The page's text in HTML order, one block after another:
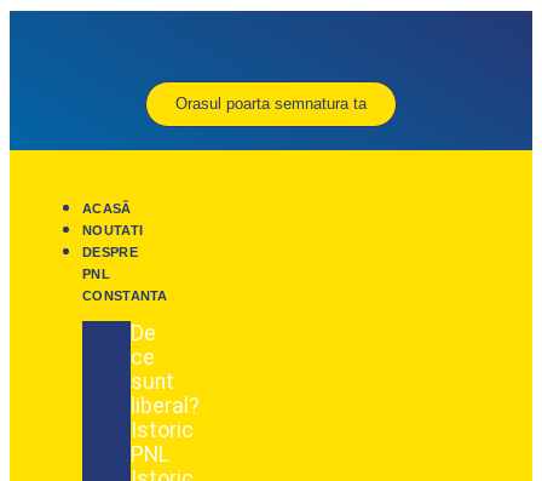
Orasul poarta semnatura ta
ACASĂ
NOUTATI
DESPRE
PNL
CONSTANTA
De
ce
sunt
liberal?
Istoric
PNL